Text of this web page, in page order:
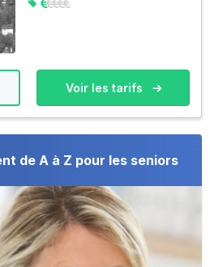
Voir les tarifs
de A à Z pour les seniors